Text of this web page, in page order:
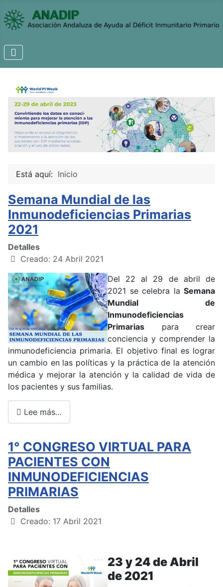
Está aquí: Inicio
Semana Mundial de las
Inmunodeficiencias Primarias
2021
Detalles
Creado: 24 Abril 2021
Del 22 al 29 de abril de
2021 se celebra la Semana
Mundial de
Inmunodeficiencias
Primarias para crear
conciencia y comprender la
inmunodeficiencia primaria. El objetivo final es lograr
un cambio en las políticas y la práctica de la atención
médica y mejorar la atención y la calidad de vida de
los pacientes y sus familias.
Lee más…
1° CONGRESO VIRTUAL PARA
PACIENTES CON
INMUNODEFICIENCIAS
PRIMARIAS
Detalles
Creado: 17 Abril 2021
23 y 24 de Abril
de 2021